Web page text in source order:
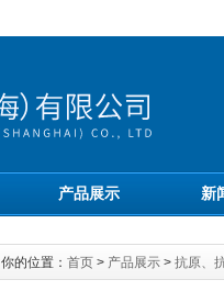
产品展示 新
你的位置： 首页 > 产品展示 > 抗原、